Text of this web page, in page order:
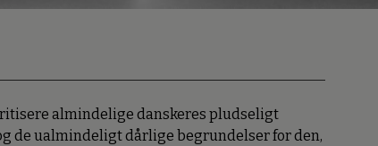
almindelige danskeres pludseligt
de ualmindeligt dårlige begrundelser for den,